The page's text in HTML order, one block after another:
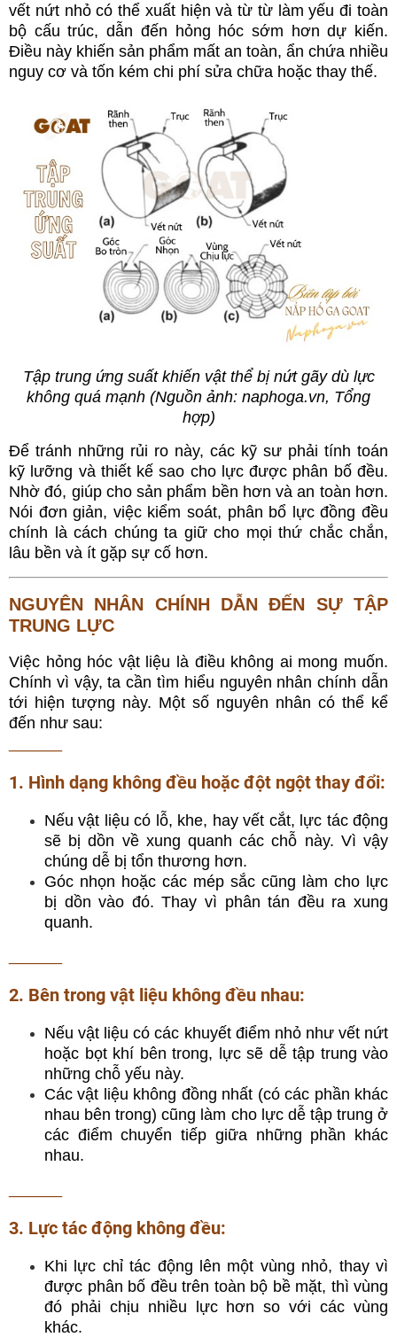
vết nứt nhỏ có thể xuất hiện và từ từ làm yếu đi toàn
bộ cấu trúc, dẫn đến hỏng hóc sớm hơn dự kiến.
Điều này khiến sản phẩm mất an toàn, ẩn chứa nhiều
nguy cơ và tốn kém chi phí sửa chữa hoặc thay thế.
Tập trung ứng suất khiến vật thể bị nứt gãy dù lực
không quá mạnh (Nguồn ảnh: naphoga.vn, Tổng
hợp)
Để tránh những rủi ro này, các kỹ sư phải tính toán
kỹ lưỡng và thiết kế sao cho lực được phân bố đều.
Nhờ đó, giúp cho sản phẩm bền hơn và an toàn hơn.
Nói đơn giản, việc kiểm soát, phân bổ lực đồng đều
chính là cách chúng ta giữ cho mọi thứ chắc chắn,
lâu bền và ít gặp sự cố hơn.
NGUYÊN NHÂN CHÍNH DẪN ĐẾN SỰ TẬP
TRUNG LỰC
Việc hỏng hóc vật liệu là điều không ai mong muốn.
Chính vì vậy, ta cần tìm hiểu nguyên nhân chính dẫn
tới hiện tượng này. Một số nguyên nhân có thể kể
đến như sau:
1. Hình dạng không đều hoặc đột ngột thay đổi:
Nếu vật liệu có lỗ, khe, hay vết cắt, lực tác động
sẽ bị dồn về xung quanh các chỗ này. Vì vậy
chúng dễ bị tổn thương hơn.
Góc nhọn hoặc các mép sắc cũng làm cho lực
bị dồn vào đó. Thay vì phân tán đều ra xung
quanh.
2. Bên trong vật liệu không đều nhau:
Nếu vật liệu có các khuyết điểm nhỏ như vết nứt
hoặc bọt khí bên trong, lực sẽ dễ tập trung vào
những chỗ yếu này.
Các vật liệu không đồng nhất (có các phần khác
nhau bên trong) cũng làm cho lực dễ tập trung ở
các điểm chuyển tiếp giữa những phần khác
nhau.
3. Lực tác động không đều:
Khi lực chỉ tác động lên một vùng nhỏ, thay vì
được phân bố đều trên toàn bộ bề mặt, thì vùng
đó phải chịu nhiều lực hơn so với các vùng
khác.